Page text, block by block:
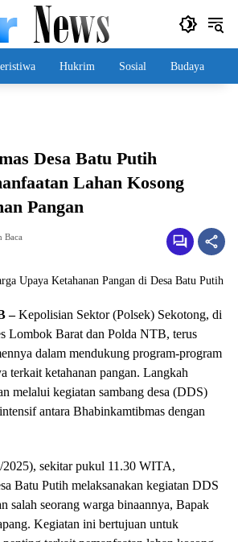
Hukrim Sosial Budaya
Desa Batu Putih
Lahan Kosong
Pangan
Baca
–Kepolisian Sektor (Polsek) Sekotong, di
Lombok Barat dan Polda NTB, terus
dalam mendukung program-program
terkait ketahanan pangan. Langkah
melalui kegiatan sambang desa (DDS)
antara Bhabinkamtibmas dengan
2025), sekitar pukul 11.30 WITA,
Batu Putih melaksanakan kegiatan DDS
salah seorang warga binaannya, Bapak
Kegiatan ini bertujuan untuk